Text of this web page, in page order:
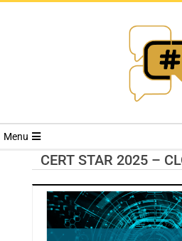
Menu
CERT STAR 2025 –